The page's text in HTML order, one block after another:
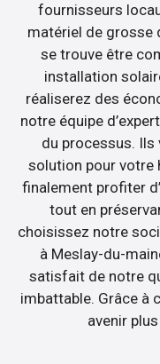
fournisseurs
matériel de grosse
se trouve être
installation
réaliserez des
notre équipe
du processus. Ils
solution pour votre
finalement profiter
tout en
choisissez notre
à Meslay-du-
satisfait de notre
imbattable. Grâce à
avenir